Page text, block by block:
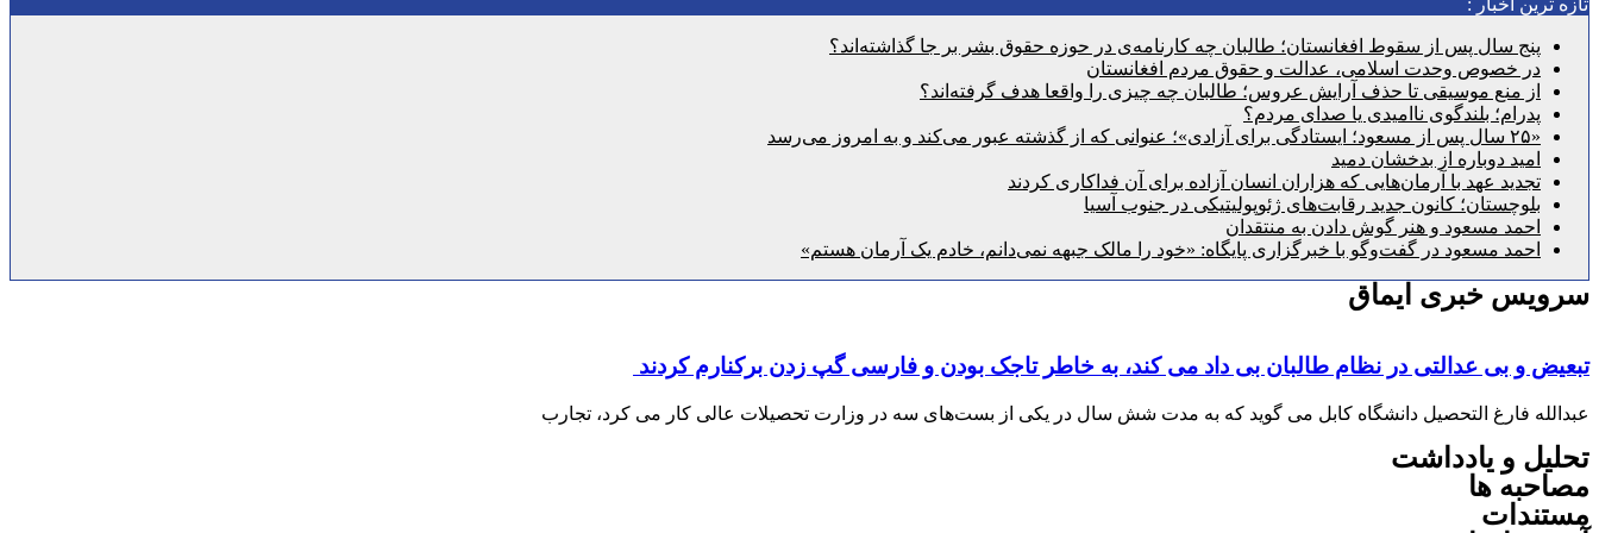
تازه ترین اخبار :
پنج سال پس از سقوط افغانستان؛ طالبان چه کارنامه‌ی در حوزه حقوق بشر بر جا گذاشته‌اند؟
در خصوص وحدت اسلامی، عدالت و حقوق مردم افغانستان
از منع موسیقی تا حذف آرایش عروس؛ طالبان چه چیزی را واقعا هدف گرفته‌اند؟
پدرام؛ بلندگوی ناامیدی یا صدای مردم؟
«۲۵ سال پس از مسعود؛ ایستادگی برای آزادی»؛ عنوانی که از گذشته عبور می‌کند و به امروز می‌رسد
امید دوباره از بدخشان دمید
تجدید عهد با آرمان‌هایی که هزاران انسان آزاده برای آن فداکاری کردند
بلوچستان؛ کانون جدید رقابت‌های ژئوپولیتیکی در جنوب آسیا
احمد مسعود و هنر گوش دادن به منتقدان
احمد مسعود در گفت‌وگو با خبرگزاری پایگاه: «خود را مالک جبهه نمی‌دانم، خادم یک آرمان هستم»
سرویس خبری ایماق
تبعیض و بی عدالتی در نظام طالبان بی داد می کند، به خاطر تاجک بودن و فارسی گپ زدن برکنارم کردند
عبدالله فارغ التحصیل دانشگاه کابل می گوید که به مدت شش سال در یکی از بست‌های سه در وزارت تحصیلات عالی کار می کرد، تجارب
تحلیل و یادداشت
مصاحبه ها
مستندات